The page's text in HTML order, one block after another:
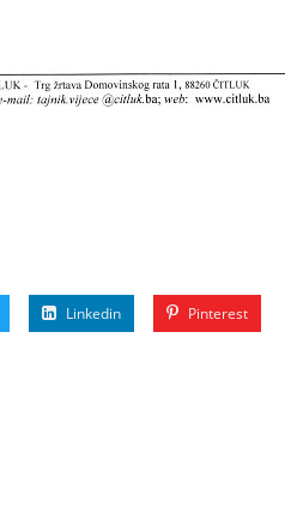
Linkedin Pinterest